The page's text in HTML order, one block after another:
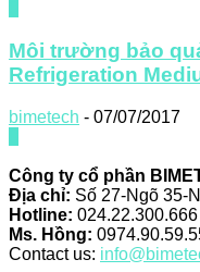
Môi trường bảo
Refrigeration
bimetech - 07/07/2017
Công ty cổ phần
Địa chỉ: Số 27-Ngõ 35-
Hotline: 024.22.300.666
Ms. Hồng:
Contact us: